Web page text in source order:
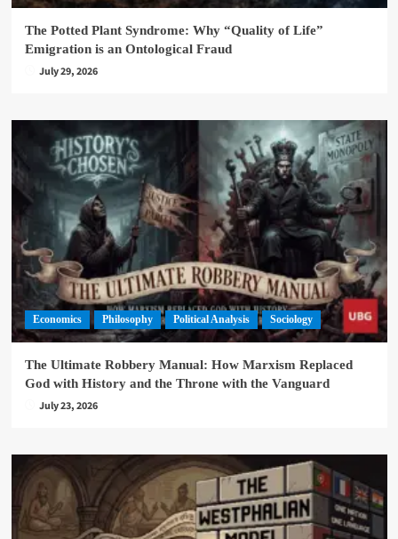
The Potted Plant Syndrome: Why “Quality of Life”
Emigration is an Ontological Fraud
July 29, 2026
Economics Philosophy Political Analysis Sociology
The Ultimate Robbery Manual: How Marxism Replaced
God with History and the Throne with the Vanguard
July 23, 2026